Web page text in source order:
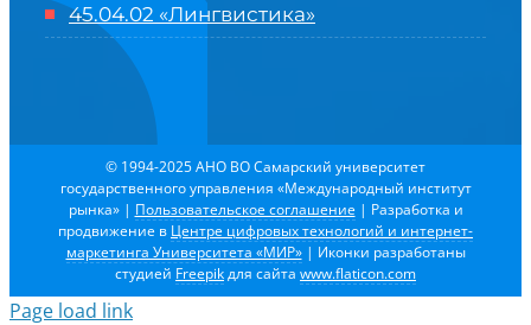
45.04.02 «Лингвистика»
© 1994-2025 АНО ВО Самарский университет
государственного управления «Международный институт
рынка» | Пользовательское соглашение | Разработка и
продвижение в Центре цифровых технологий и интернет-
маркетинга Университета «МИР»| Иконки разработаны
студией Freepikдля сайта www.flaticon.com
Page load link